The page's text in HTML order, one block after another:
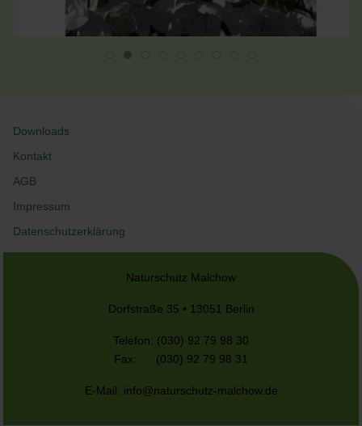
Downloads
Kontakt
AGB
Impressum
Datenschutzerklärung
Naturschutz Malchow
Dorfstraße 35 • 13051 Berlin
Telefon: (030) 92 79 98 30
Fax: (030) 92 79 98 31
E-Mail: info@naturschutz-malchow.de